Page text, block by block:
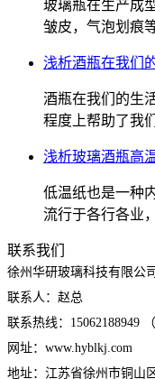
玻璃瓶在生产成
皱皮，气泡划痕
浅析酒瓶在我们
酒瓶在我们的生
程度上帮助了我
浅析玻璃酒瓶高
低温纸也是一种
流行于各行各业
联系我们
徐州华研玻璃科技有限公司
联系人：赵总
联系热线：15062188949
网址：www.hyblkj.com
地址：江苏省徐州市铜山